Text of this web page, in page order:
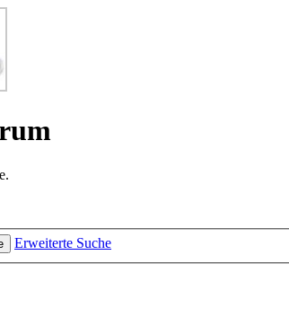
Erweiterte Suche